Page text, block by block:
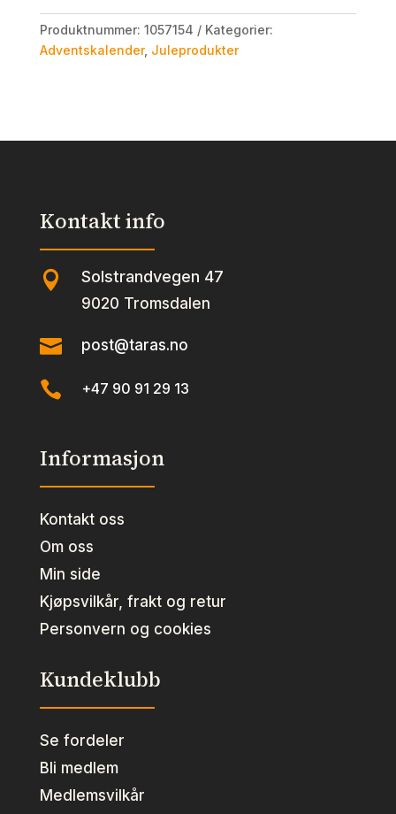
Produktnummer: 1057154
Kategorier:
Adventskalender, Juleprodukter
Kontakt info
 Solstrandvegen 47
9020 Tromsdalen
 post@taras.no
 +47 90 91 29 13
Informasjon
Kontakt oss
Om oss
Min side
Kjøpsvilkår, frakt og retur
Personvern og cookies
Kundeklubb
Se fordeler
Bli medlem
Medlemsvilkår